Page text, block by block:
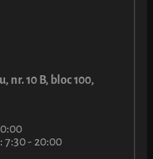
nr. 10 B, bloc 100,
7:30 - 20:00